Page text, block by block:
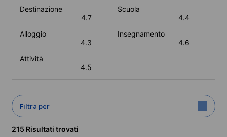
Destinazione
4.7
Scuola
4.4
Alloggio
4.3
Insegnamento
4.6
Attività
4.5
Filtra per
215 Risultati trovati